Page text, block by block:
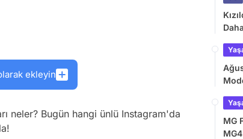
ekleyin
neler? Bugün hangi ünlü Instagram'da
MG